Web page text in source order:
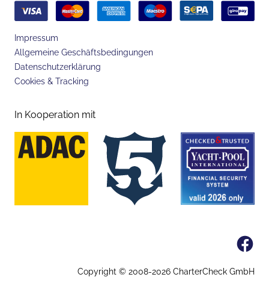
Impressum
Allgemeine Geschäftsbedingungen
Datenschutzerklärung
Cookies & Tracking
In Kooperation mit
Copyright © 2008-2026 CharterCheck GmbH